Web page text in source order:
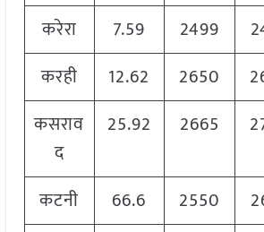
करेरा
7.59 2499
करही
12.62 2650
कसराव
द
25.92 2665
कटनी 66.6 2550